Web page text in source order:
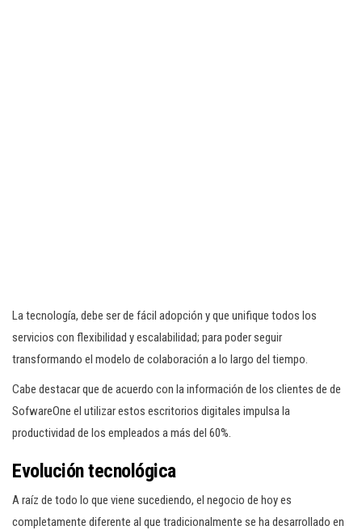
La tecnología, debe ser de fácil adopción y que unifique todos los
servicios con flexibilidad y escalabilidad; para poder seguir
transformando el modelo de colaboración a lo largo del tiempo.
Cabe destacar que de acuerdo con la información de los clientes de de
SofwareOne el utilizar estos escritorios digitales impulsa la
productividad de los empleados a más del 60%.
Evolución tecnológica
A raíz de todo lo que viene sucediendo, el negocio de hoy es
completamente diferente al que tradicionalmente se ha desarrollado en